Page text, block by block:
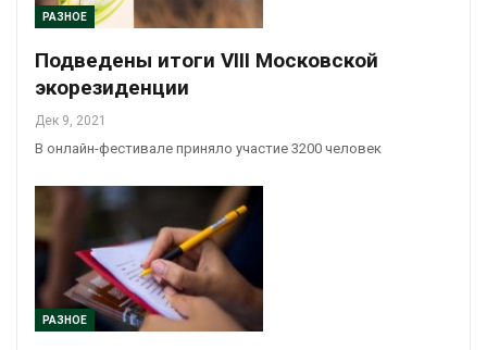
РАЗНОЕ
Подведены итоги VIII Московской
экорезиденции
Дек 9, 2021
В онлайн-фестивале приняло участие 3200 человек
РАЗНОЕ